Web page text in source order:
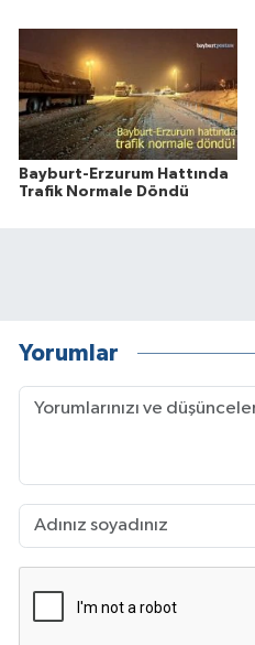
Bayburt-Erzurum Hattında
Trafik Normale Döndü
Yorumlar